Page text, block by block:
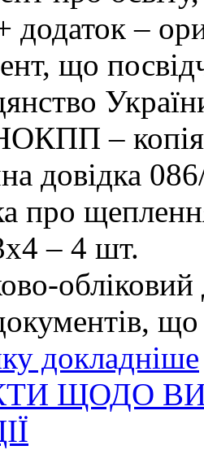
додаток –
що
– копія
довідка
про
– 4 шт.
докладніше
ЩОДО